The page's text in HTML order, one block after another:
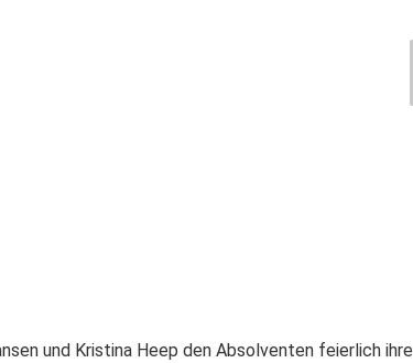
und Kristina Heep den Absolventen feierlich ihre